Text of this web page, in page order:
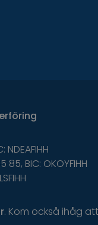
BIC: OKOYFIHH
. Kom också ihåg att